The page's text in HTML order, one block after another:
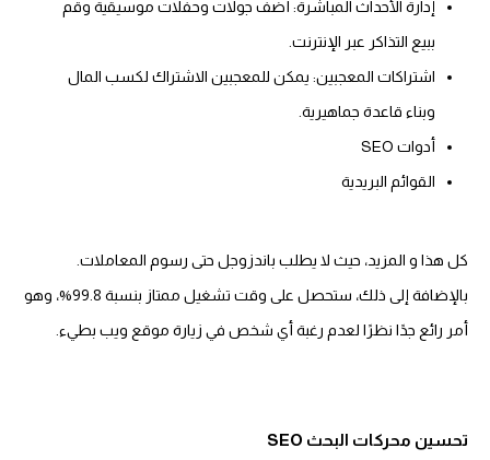
إدارة الأحداث المباشرة: أضف جولات وحفلات موسيقية وقم
ببيع التذاكر عبر الإنترنت.
اشتراكات المعجبين: يمكن للمعجبين الاشتراك لكسب المال
وبناء قاعدة جماهيرية.
أدوات SEO
القوائم البريدية
كل هذا و المزيد، حيث لا يطلب باندزوجل حتى رسوم المعاملات.
بالإضافة إلى ذلك، ستحصل على وقت تشغيل ممتاز بنسبة 99.8%، وهو
أمر رائع جدًا نظرًا لعدم رغبة أي شخص في زيارة موقع ويب بطيء.
تحسين محركات البحث SEO